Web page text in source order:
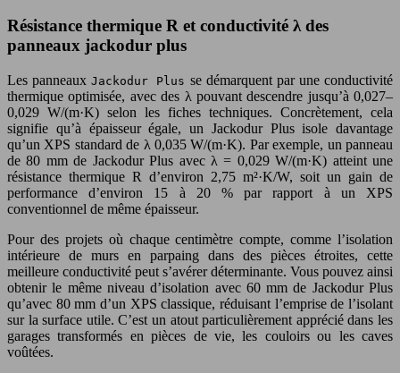
Résistance thermique R et conductivité λ des
panneaux jackodur plus
Les panneauxJackodur Plus se démarquent par une conductivité
thermique optimisée, avec des λ pouvant descendre jusqu’à 0,027–
0,029 W/(m·K) selon les fiches techniques. Concrètement, cela
signifie qu’à épaisseur égale, un Jackodur Plus isole davantage
qu’un XPS standard de λ 0,035 W/(m·K). Par exemple, un panneau
de 80 mm de Jackodur Plus avec λ = 0,029 W/(m·K) atteint une
résistance thermique R d’environ 2,75 m²·K/W, soit un gain de
performance d’environ 15 à 20 % par rapport à un XPS
conventionnel de même épaisseur.
Pour des projets où chaque centimètre compte, comme l’isolation
intérieure de murs en parpaing dans des pièces étroites, cette
meilleure conductivité peut s’avérer déterminante. Vous pouvez ainsi
obtenir le même niveau d’isolation avec 60 mm de Jackodur Plus
qu’avec 80 mm d’un XPS classique, réduisant l’emprise de l’isolant
sur la surface utile. C’est un atout particulièrement apprécié dans les
garages transformés en pièces de vie, les couloirs ou les caves
voûtées.